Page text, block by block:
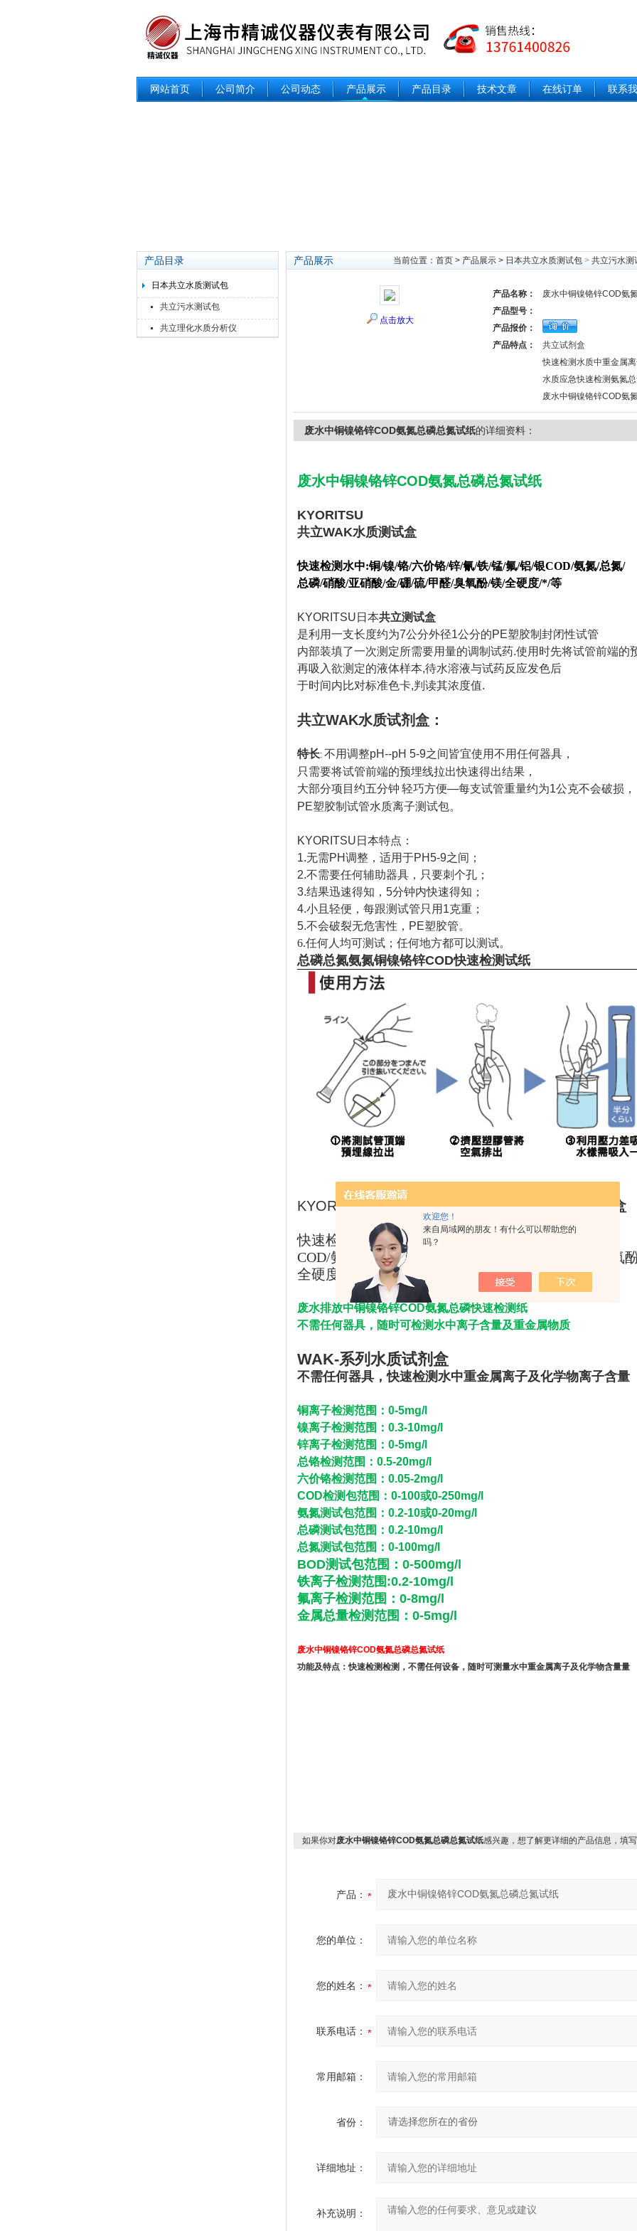
欢迎您！
来自局域网的朋友！有什么可以帮助您的
吗？
网站首页 公司简介 公司动态 产品展示 产品目录 技术文章 在线订单 联系
产品目录
日本共立水质测试包
共立污水测试包
共立理化水质分析仪
产品展示 当前位置： 首页 > 产品展示 > 日本共立水质测试包 > 共立污水测
点击放大
产品名称：
废水中铜镍铬锌COD氨
产品型号：
产品报价：
产品特点：
共立试剂盒
快速检测水质中重金属
水质应急快速检测氨氮
废水中铜镍铬锌COD氨
废水中铜镍铬锌COD氨氮总磷总氮试纸的详细资料：
废水中铜镍铬锌COD氨氮总磷总氮试纸
KYORITSU
共立WAK水质测试盒
快速检测水中:铜/镍/铬/六价铬/锌/氰/铁/锰/氟/铝/银COD/氨氮/总氮/
总磷/硝酸/亚硝酸/金/硼/硫/甲醛/臭氧酚/镁/全硬度/*/等
KYORITSU日本共立测试盒
是利用一支长度约为7公分外径1公分的PE塑胶制封闭性试管
内部装填了一次测定所需要用量的调制试药.使用时先将试管前端的
再吸入欲测定的液体样本,待水溶液与试药反应发色后
于时间内比对标准色卡,判读其浓度值.
共立WAK水质试剂盒：
特长: 不用调整pH--pH 5-9之间皆宜使用不用任何器具，
只需要将试管前端的预埋线拉出快速得出结果，
大部分项目约五分钟 轻巧方便—每支试管重量约为1公克不会破损，
PE塑胶制试管水质离子测试包。
KYORITSU日本特点：
1.无需PH调整，适用于PH5-9之间；
2.不需要任何辅助器具，只要刺个孔；
3.结果迅速得知， 5分钟内快速得知；
4.小且轻便，每跟测试管只用 1克重；
5.不会破裂无危害性， PE塑胶管。
6.任何人均可测试；任何地方都可以测试。
总磷总氮氨氮铜镍铬锌COD快速检测试纸
KYORITSU共立理化学研究所PACKTEST水质测试盒
快速检测水中:铜/镍/铬/六价铬/锌/氰/铁/锰/氟/铝/银
COD/氨氮/总氮/总磷/硝酸/亚硝酸/金/硼/硫/甲醛/臭氧
全硬度/*/等
废水排放中铜镍铬锌COD氨氮总磷快速检测纸
不需任何器具，随时可检测水中离子含量及重金属物质
WAK-系列水质试剂盒
不需任何器具，快速检测水中重金属离子及化学物离子含量
铜离子检测范围：0-5mg/l
镍离子检测范围：0.3-10mg/l
锌离子检测范围：0-5mg/l
总铬检测范围：0.5-20mg/l
六价铬检测范围：0.05-2mg/l
COD检测包范围：0-100或0-250mg/l
氨氮测试包范围：0.2-10或0-20mg/l
总磷测试包范围：0.2-10mg/l
总氮测试包范围：0-100mg/l
BOD测试包范围：0-500mg/l
铁离子检测范围:0.2-10mg/l
氟离子检测范围：0-8mg/l
金属总量检测范围：0-5mg/l
废水中铜镍铬锌COD氨氮总磷总氮试纸
功能及特点：快速检测检测，不需任何设备，随时可测量水中重金属离子及化学物含量量
如果你对废水中铜镍铬锌COD氨氮总磷总氮试纸感兴趣，想了解更详细的产品信息，填
产品：
您的单位：
您的姓名：
联系电话：
常用邮箱：
省份：
详细地址：
补充说明：